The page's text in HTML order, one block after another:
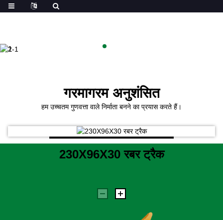
गरमागरम अनुशंसित
हम उच्चतम गुणवत्ता वाले निर्माता बनने का प्रयास करते हैं।
230X96X30 रबर ट्रैक